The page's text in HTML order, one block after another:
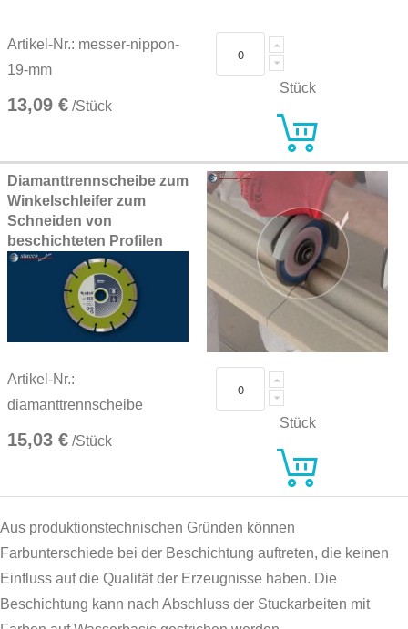
Artikel-Nr.: messer-nippon-
19-mm
13,09 € /Stück
Stück
Diamanttrennscheibe zum
Winkelschleifer zum
Schneiden von
beschichteten Profilen
Artikel-Nr.:
diamanttrennscheibe
15,03 € /Stück
Stück
Aus produktionstechnischen Gründen können
Farbunterschiede bei der Beschichtung auftreten, die keinen
Einfluss auf die Qualität der Erzeugnisse haben. Die
Beschichtung kann nach Abschluss der Stuckarbeiten mit